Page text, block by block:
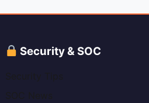
Security & SOC